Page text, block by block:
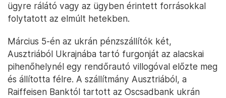
ügyre rálátó vagy az ügyben érintett forrásokkal
folytatott az elmúlt hetekben.
Március 5-én az ukrán pénzszállítók két,
Ausztriából Ukrajnába tartó furgonját az alacskai
pihenőhelynél egy rendőrautó villogóval előzte meg
és állította félre. A szállítmány Ausztriából, a
Raiffeisen Banktól tartott az Oscsadbank ukrán